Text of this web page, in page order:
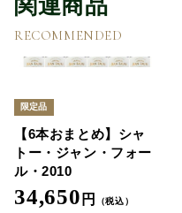
関連商品
RECOMMENDED
限定品
【6本おまとめ】シャ
トー・ジャン・フォー
ル・2010
34,650 円 （税込）